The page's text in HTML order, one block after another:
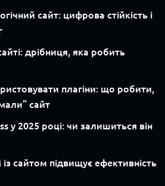
сайт: цифрова стійкість і
дрібниця, яка робить
плагіни: що робити,
сайт
у 2025 році: чи залишиться він
із сайтом підвищує ефективність